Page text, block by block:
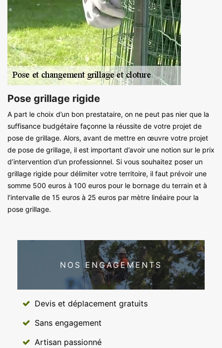
Pose grillage rigide
A part le choix d’un bon prestataire, on ne peut pas nier que la
suffisance budgétaire façonne la réussite de votre projet de
pose de grillage. Alors, avant de mettre en œuvre votre projet
de pose de grillage, il est important d’avoir une notion sur le prix
d’intervention d’un professionnel. Si vous souhaitez poser un
grillage rigide pour délimiter votre territoire, il faut prévoir une
somme 500 euros à 100 euros pour le bornage du terrain et à
l’intervalle de 15 euros à 25 euros par mètre linéaire pour la
pose grillage.
NOS ENGAGEMENTS
Devis et déplacement gratuits
Sans engagement
Artisan passionné